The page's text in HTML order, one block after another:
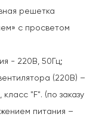
решетка
с просветом
- 220В, 50Гц;
(220В) –
"F". (по заказу
питания –